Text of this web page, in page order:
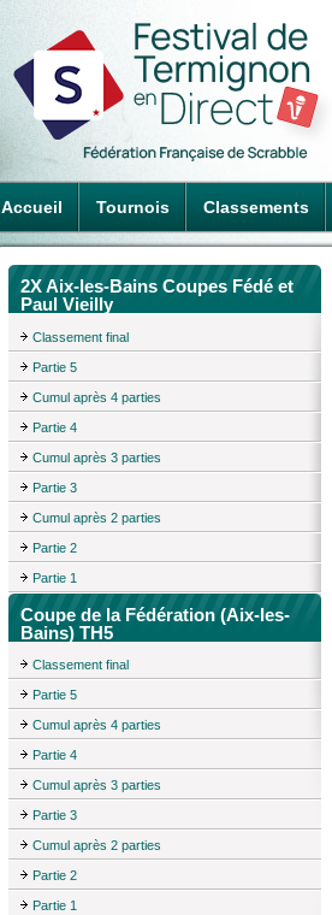
Accueil Tournois Classements
2X Aix-les-Bains Coupes Fédé et
Paul Vieilly
Classement final
Partie 5
Cumul après 4 parties
Partie 4
Cumul après 3 parties
Partie 3
Cumul après 2 parties
Partie 2
Partie 1
Coupe de la Fédération (Aix-les-
Bains) TH5
Classement final
Partie 5
Cumul après 4 parties
Partie 4
Cumul après 3 parties
Partie 3
Cumul après 2 parties
Partie 2
Partie 1